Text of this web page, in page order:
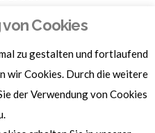
Sachspenden und weitere
hier klicken.
Cookies
zu gestalten und fortlaufend
wir Cookies. Durch die weitere
der Verwendung von Cookies